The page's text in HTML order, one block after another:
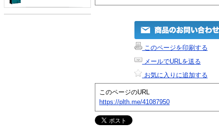
このページを印刷する
メールでURLを送る
お気に入りに追加する
このページのURL
https://plth.me/41087950